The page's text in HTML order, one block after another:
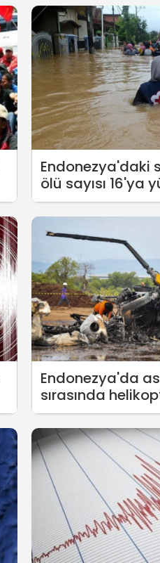
Endonezya'daki
ölü sayısı 16'ya
Endonezya'da
sırasında
asker hayatını